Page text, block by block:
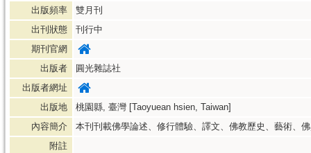
出版頻率
雙月刊
出刊狀態
刊行中
期刊官網
出版者
圓光雜誌社
出版者網址
出版地
桃園縣, 臺灣 [Taoyuean hsien, Taiwan]
內容簡介
本刊刊載佛學論述、修行體驗、譯文、佛教歷史、藝術、
附註